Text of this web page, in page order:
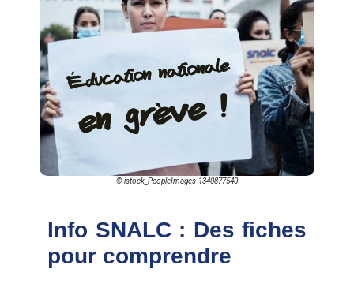
© istock_PeopleImages-1340877540
Info SNALC : Des fiches
pour comprendre